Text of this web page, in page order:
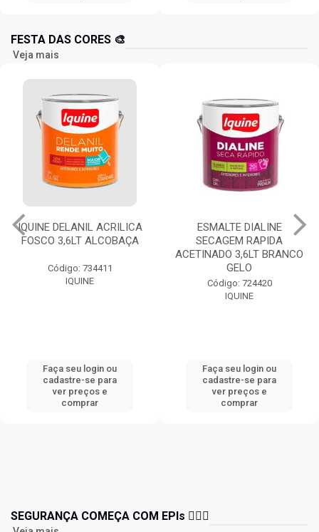
FESTA DAS CORES 🎨
Veja mais
IQUINE DELANIL ACRILICA
FOSCO 3,6LT ALCOBAÇA
Código: 734411
IQUINE
Faça seu login ou
cadastre-se para
ver preços e
comprar
ESMALTE DIALINE
SECAGEM RAPIDA
ACETINADO 3,6LT BRANCO
GELO
Código: 724420
IQUINE
Faça seu login ou
cadastre-se para
ver preços e
comprar
SEGURANÇA COMEÇA COM EPIs 👷🏻‍♂️